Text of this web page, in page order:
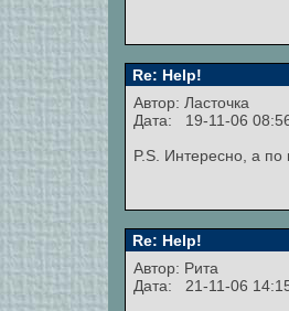
Re: Help!
Автор: Ласточка
Дата: 19-11-06
P.S. Интересно, а
Re: Help!
Автор: Рита
Дата: 21-11-06